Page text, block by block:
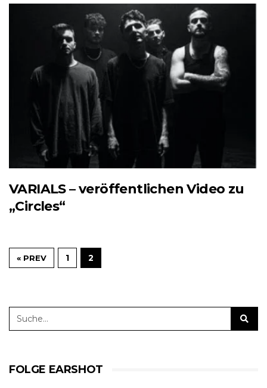
VARIALS – veröffentlichen Video zu
„Circles“
« PREV 1 2
FOLGE EARSHOT